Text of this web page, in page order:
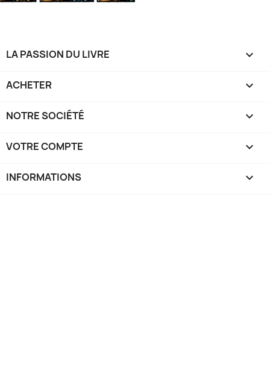
LA PASSION DU LIVRE 
ACHETER 
NOTRE SOCIÉTÉ 
VOTRE COMPTE 
INFORMATIONS keyboard_arrow_down